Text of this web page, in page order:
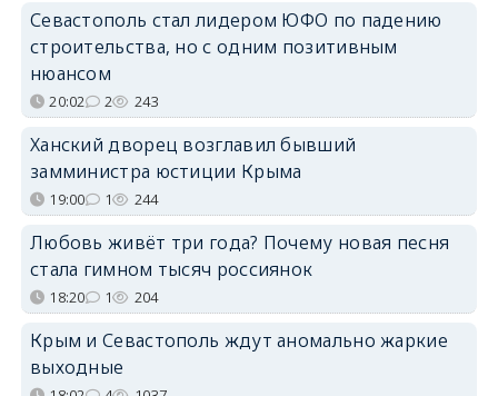
Севастополь стал лидером ЮФО по падению
строительства, но с одним позитивным
нюансом
20:02 2 243
Ханский дворец возглавил бывший
замминистра юстиции Крыма
19:00 1 244
Любовь живёт три года? Почему новая песня
стала гимном тысяч россиянок
18:20 1 204
Крым и Севастополь ждут аномально жаркие
выходные